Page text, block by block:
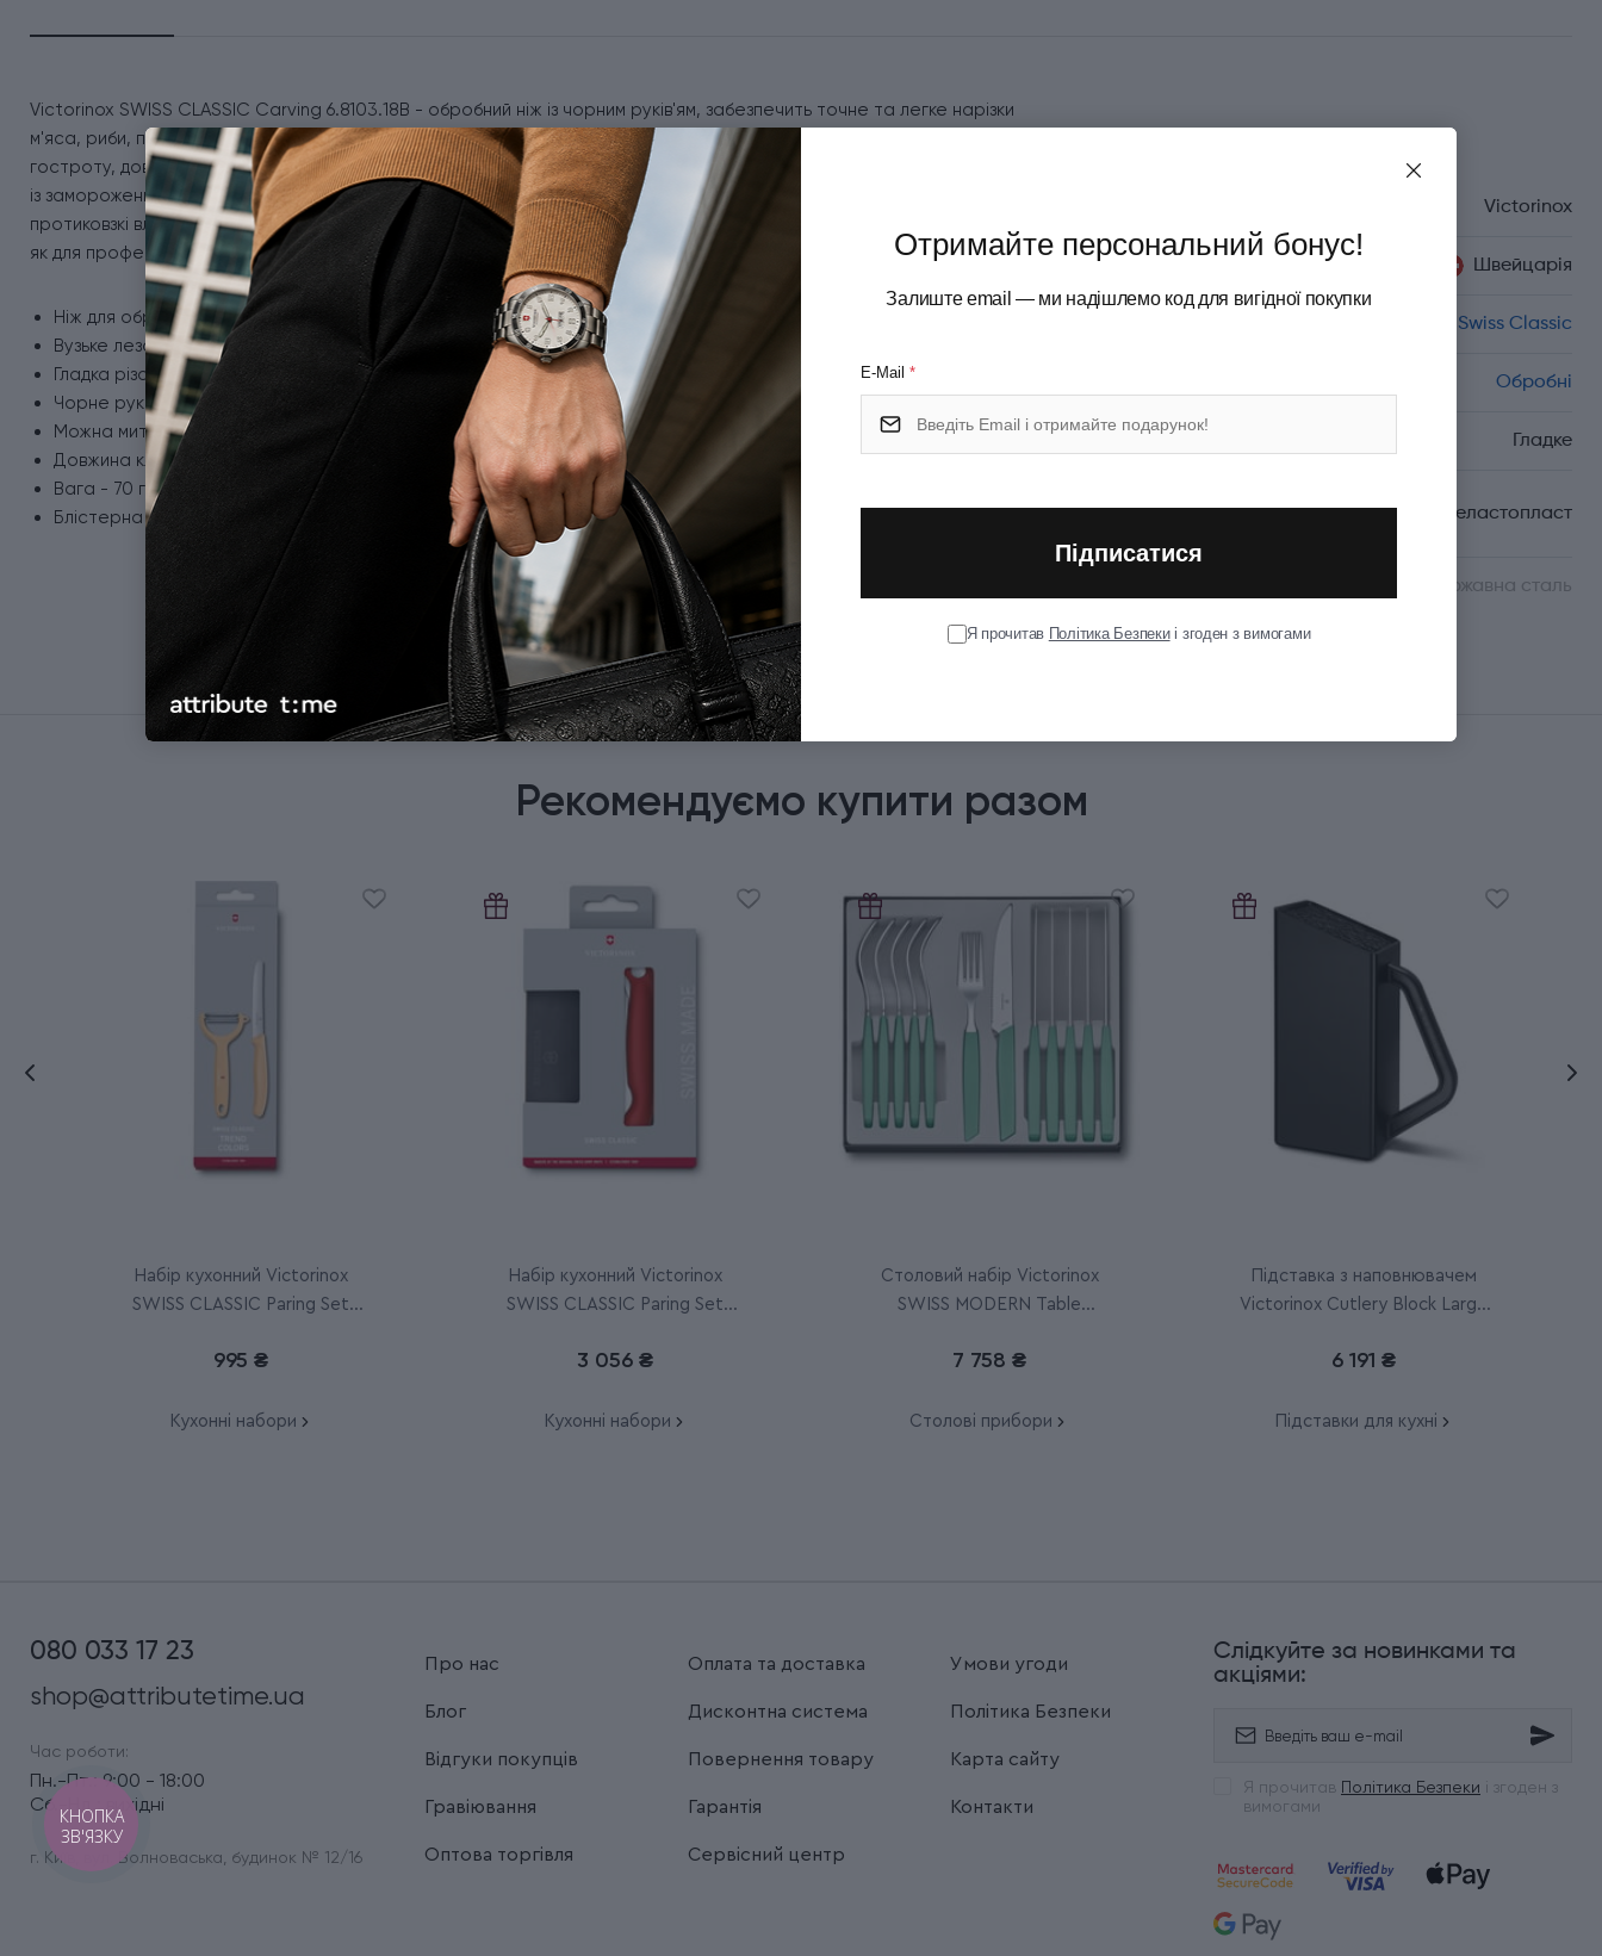
Victorinox SWISS CLASSIC Carving 6.8103.18B - обробний ніж із чорним руків'ям, забезпечить точне та легке нарізки
м'яса, риби, птиці та овочів. Лезо завдовжки 18 см виготовлено із високоякісної неіржавної сталі, гарантує чудову
гостроту, довговічність і стійкість до корозії. Завдяки гострозаточеному гладкому лезу, ніж легко впорається навіть
із замороженими продуктами, забезпечуючи рівні й акуратні зрізи. Ергономічне руків'я з міцного поліпропілену має
протиковзкі властивості, що робить роботу максимально комфортною і безпечною. Цей кухонний ніж чудово підійде
як для професіоналів, так і для любителів. Він простий у догляді, стійкий до вологи та температур.
Ніж для обробки та нарізки.
Вузьке лезо з гострим кінчиком з неіржавної сталі.
Гладка різальна крайка.
Чорне руків'я із поліпропілену.
Можна мити в посудомийній машині.
Довжина клинка - 18 см.
Вага - 70 г.
Блістерна упаковка.
Характеристики
Victorinox
Країна походження Швейцарія
Swiss Classic
Обробні
Гладке
Термоеластопласт
Неіржавна сталь
Показати всі
Рекомендуємо купити разом
Набір кухонний Victorinox
SWISS CLASSIC Paring Set
995 ₴
Кухонні набори
Набір кухонний Victorinox
SWISS CLASSIC Paring Set
3 056 ₴
Кухонні набори
Столовий набір Victorinox
SWISS MODERN Table
7 758 ₴
Столові прибори
Підставка з наповнювачем
Victorinox Cutlery Block Large
6 191 ₴
Підставки для кухні
080 033 17 23
shop@attributetime.ua
Час роботи:
Пн.-Пт.: 9:00 - 18:00
Сб.-Нд.: вихідні
г. Київ, вул. Волноваська, будинок № 12/16
Про нас
Блог
Відгуки покупців
Гравіювання
Оптова торгівля
Оплата та доставка
Дисконтна система
Повернення товару
Гарантія
Сервісний центр
Умови угоди
Політика Безпеки
Карта сайту
Контакти
Слідкуйте за новинками та
акціями:
Я прочитав Політика Безпеки і згоден з
вимогами
Отримайте персональний бонус!
Залиште email — ми надішлемо код для вигідної покупки
E-Mail *
Підписатися
Я прочитав Політика Безпекиі згоден з вимогами
КНОПКА
ЗВ'ЯЗКУ